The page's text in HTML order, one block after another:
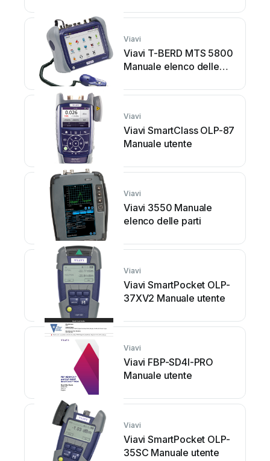
Viavi
Viavi T-BERD MTS 5800
Manuale elenco delle
Viavi
Viavi SmartClass OLP-87
Manuale utente
Viavi
Viavi 3550 Manuale
elenco delle parti
Viavi
Viavi SmartPocket OLP-
37XV2 Manuale utente
Viavi
Viavi FBP-SD4I-PRO
Manuale utente
Viavi
Viavi SmartPocket OLP-
35SC Manuale utente